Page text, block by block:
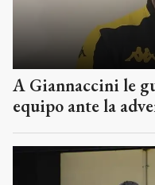
A Giannaccini le
equipo ante la